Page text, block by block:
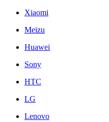
Xiaomi
Meizu
Huawei
Sony
HTC
LG
Lenovo